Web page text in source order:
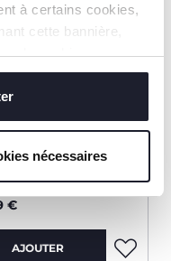
à certains cookies,
cette bannière,
cookies
service demandé.
nécessaires
€
AJOUTER